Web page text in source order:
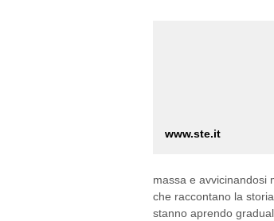
www.ste.it
massa e avvicinandosi
che raccontano la
stanno aprendo